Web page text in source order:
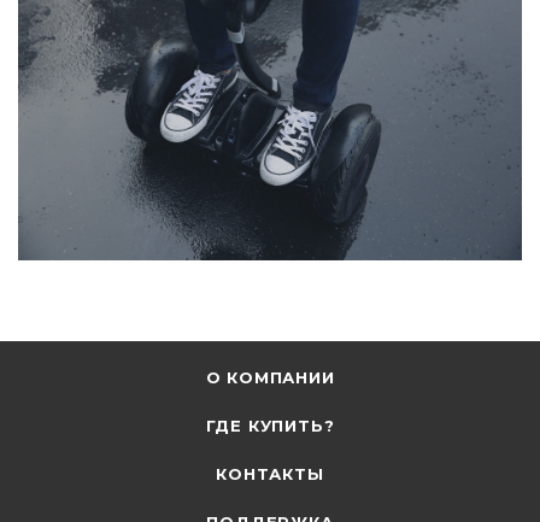
О КОМПАНИИ
ГДЕ КУПИТЬ?
КОНТАКТЫ